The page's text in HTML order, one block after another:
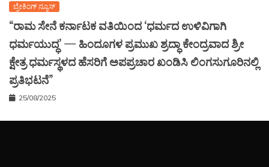
ಬ್ರೇಕಿಂಗ್ ನ್ಯೂಸ್
“ರಾಮ ಸೇನೆ ಕರ್ನಾಟಕ ವತಿಯಿಂದ ‘ಧರ್ಮದ ಉಳಿವಿಗಾಗಿ
ಧರ್ಮಯುದ್ಧ’ — ಹಿಂದೂಗಳ ಪ್ರಮುಖ ಶ್ರದ್ಧಾ ಕೇಂದ್ರವಾದ ಶ್ರೀ
ಕ್ಷೇತ್ರ ಧರ್ಮಸ್ಥಳದ ಹೆಸರಿಗೆ ಅಪಪ್ರಚಾರ ಖಂಡಿಸಿ ಲಿಂಗಸುಗೂರಿನಲ್ಲಿ
ಪ್ರತಿಭಟನೆ”
25/08/2025